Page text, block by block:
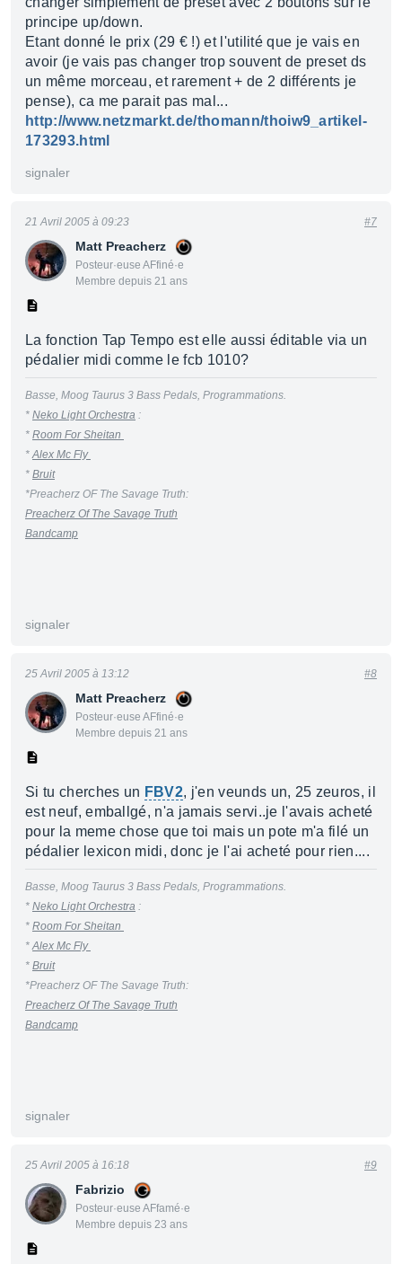
principe up/down.
Etant donné le prix (29 € !) et l'utilité que je vais en
avoir (je vais pas changer trop souvent de preset ds
un même morceau, et rarement + de 2 différents je
pense), ca me parait pas mal...
http://www.netzmarkt.de/thomann/thoiw9_artikel-
173293.html
signaler
Matt Preacherz
Posteur·euse AFfiné·e
Membre depuis 21 ans
21 Avril 2005 à 09:23 #7
La fonction Tap Tempo est elle aussi éditable via un
pédalier midi comme le fcb 1010?
Basse, Moog Taurus 3 Bass Pedals, Programmations.
* Neko Light Orchestra :
* Room For Sheitan
*Alex Mc Fly
* Bruit
*Preacherz OF The Savage Truth:
Preacherz Of The Savage Truth
Bandcamp
signaler
Matt Preacherz
Posteur·euse AFfiné·e
Membre depuis 21 ans
25 Avril 2005 à 13:12 #8
Si tu cherches un FBV2, j'en veunds un, 25 zeuros, il
est neuf, emballgé, n'a jamais servi..je l'avais acheté
pour la meme chose que toi mais un pote m'a filé un
pédalier lexicon midi, donc je l'ai acheté pour rien....
Basse, Moog Taurus 3 Bass Pedals, Programmations.
* Neko Light Orchestra :
* Room For Sheitan
*Alex Mc Fly
* Bruit
*Preacherz OF The Savage Truth:
Preacherz Of The Savage Truth
Bandcamp
signaler
Fabrizio
Posteur·euse AFfamé·e
Membre depuis 23 ans
25 Avril 2005 à 16:18 #9